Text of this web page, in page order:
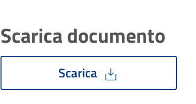
Scarica documento
Scarica